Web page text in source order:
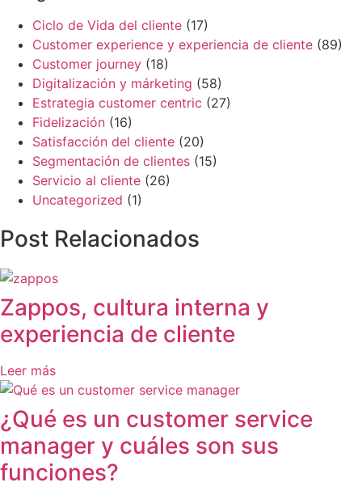
Ciclo de Vida del cliente (17)
Customer experience y experiencia de cliente (89)
Customer journey (18)
Digitalización y márketing (58)
Estrategia customer centric (27)
Fidelización (16)
Satisfacción del cliente (20)
Segmentación de clientes (15)
Servicio al cliente (26)
Uncategorized (1)
Post Relacionados
Zappos, cultura interna y
experiencia de cliente
Leer más
¿Qué es un customer service
manager y cuáles son sus
funciones?